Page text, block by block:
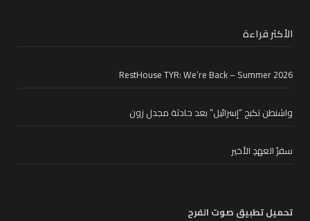
الأكثر قراءة
RestHouse TYR: We’re Back – Summer 2026
واشنطن تكبح “إسرائيل” بعد حادثة مجدل زون
سفرُ العهدِ الأخير
تحميل تطبيق صوت الفرح